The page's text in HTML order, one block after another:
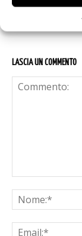
LASCIA UN COMMENTO